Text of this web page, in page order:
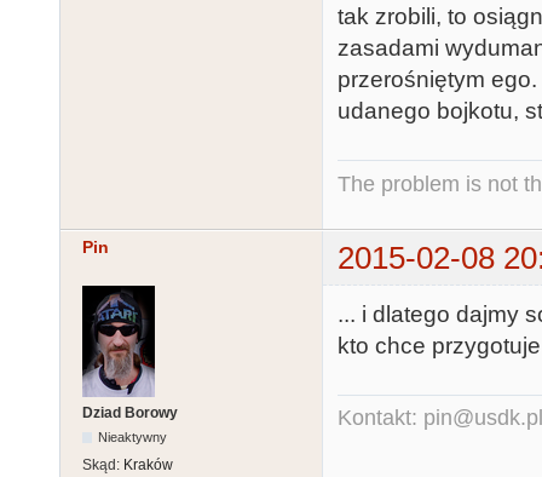
tak zrobili, to
zasadami
przerośniętym
udanego bojkotu,
The problem is not
Pin 2015-02-08
Dziad Borowy
Nieaktywny
Skąd: Kraków
... i dlatego dajmy
kto chce
Kontakt: pin@usdk.pl